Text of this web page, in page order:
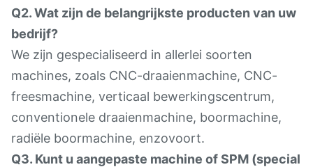
Q2. Wat zijn de belangrijkste producten van uw
bedrijf?
We zijn gespecialiseerd in allerlei soorten
machines, zoals CNC-draaienmachine, CNC-
freesmachine, verticaal bewerkingscentrum,
conventionele draaienmachine, boormachine,
radiële boormachine, enzovoort.
Q3. Kunt u aangepaste machine of SPM (special